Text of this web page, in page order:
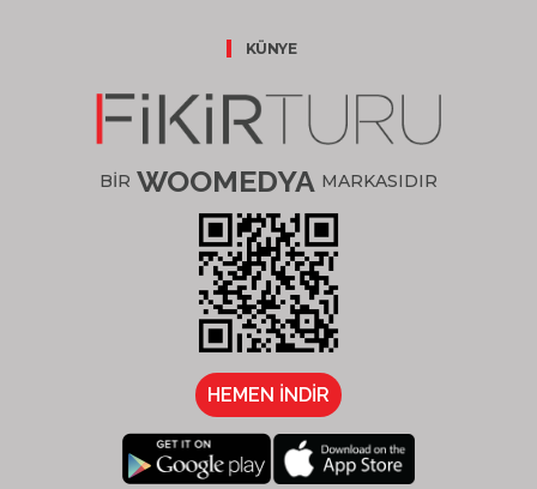
KÜNYE
BİR WOOMEDYA MARKASIDIR
HEMEN İNDİR